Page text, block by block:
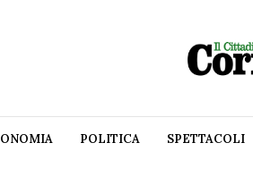
POLITICA SPETTACOLI